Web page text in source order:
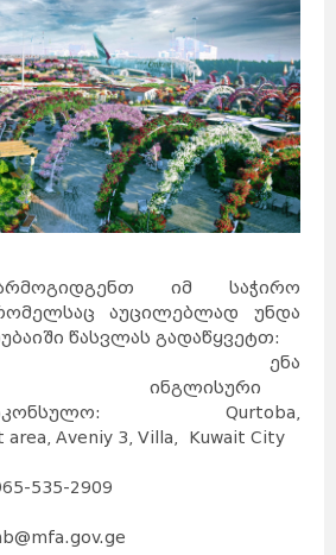
იმ საჭირო
აუცილებლად უნდა
წასვლას გადაწყვეტთ:
ენა
საკონსულო: Qurtoba,
Aveniy 3, Villa, Kuwait City
535-2909